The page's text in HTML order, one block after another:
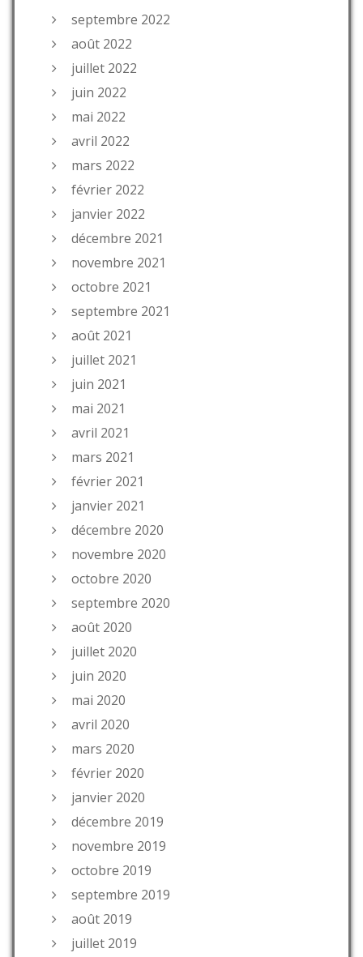
septembre 2022
août 2022
juillet 2022
juin 2022
mai 2022
avril 2022
mars 2022
février 2022
janvier 2022
décembre 2021
novembre 2021
octobre 2021
septembre 2021
août 2021
juillet 2021
juin 2021
mai 2021
avril 2021
mars 2021
février 2021
janvier 2021
décembre 2020
novembre 2020
octobre 2020
septembre 2020
août 2020
juillet 2020
juin 2020
mai 2020
avril 2020
mars 2020
février 2020
janvier 2020
décembre 2019
novembre 2019
octobre 2019
septembre 2019
août 2019
juillet 2019